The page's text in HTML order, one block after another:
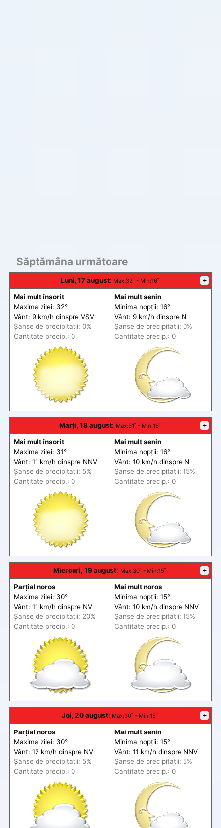
Săptămâna următoare
Luni, 17 august: Max:32˚ - Min:16˚ +
Mai mult însorit
Maxima zilei: 32°
Vânt: 9 km/h dinspre VSV
Șanse de precipitații: 0%
Cantitate precip.: 0
Mai mult senin
Minima nopții: 16°
Vânt: 9 km/h dinspre N
Șanse de precipitații: 0%
Cantitate precip.: 0
Marți, 18 august: Max:31˚ - Min:16˚ +
Mai mult însorit
Maxima zilei: 31°
Vânt: 11 km/h dinspre NNV
Șanse de precipitații: 5%
Cantitate precip.: 0
Mai mult senin
Minima nopții: 16°
Vânt: 10 km/h dinspre N
Șanse de precipitații: 15%
Cantitate precip.: 0
Miercuri, 19 august: Max:30˚ - Min:15˚ +
Parțial noros
Maxima zilei: 30°
Vânt: 11 km/h dinspre NV
Șanse de precipitații: 20%
Cantitate precip.: 0
Mai mult noros
Minima nopții: 15°
Vânt: 10 km/h dinspre NNV
Șanse de precipitații: 15%
Cantitate precip.: 0
Joi, 20 august: Max:30˚ - Min:15˚ +
Parțial noros
Maxima zilei: 30°
Vânt: 12 km/h dinspre NV
Șanse de precipitații: 5%
Cantitate precip.: 0
Mai mult senin
Minima nopții: 15°
Vânt: 11 km/h dinspre NNV
Șanse de precipitații: 5%
Cantitate precip.: 0